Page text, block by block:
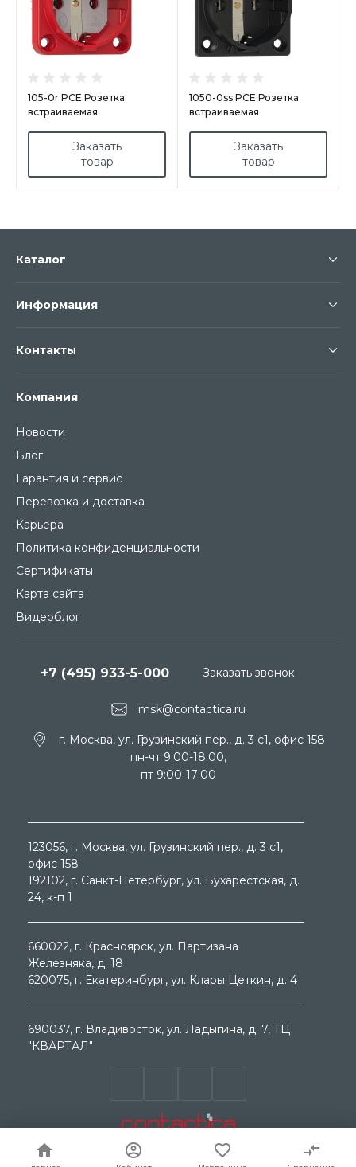
105-0r PCE Розетка
встраиваемая
подкл. сзади красная
Заказать
товар
1050-0ss PCE Розетка
встраиваемая
фланец 50x50,Заказать
товар
Компания
Новости
Блог
Гарантия и сервис
Перевозка и доставка
Карьера
Политика конфиденциальности
Сертификаты
Карта сайта
Видеоблог
Каталог
Информация
Контакты
msk@contactica.ru
+7 (495) 933-5-000
г. Москва, ул. Грузинский пер., д. 3 c1, офис 158
пн-чт 9:00-18:00,
пт 9:00-17:00
Заказать звонок
123056, г. Москва, ул. Грузинский пер., д. 3 c1,
офис 158
192102, г. Санкт-Петербург, ул. Бухарестская, д.
24, к-п 1
660022, г. Красноярск, ул. Партизана
Железняка, д. 18
620075, г. Екатеринбург, ул. Клары Цеткин, д. 4
690037, г. Владивосток, ул. Ладыгина, д. 7, ТЦ
"КВАРТАЛ"
электротехнического оборудования. Все права